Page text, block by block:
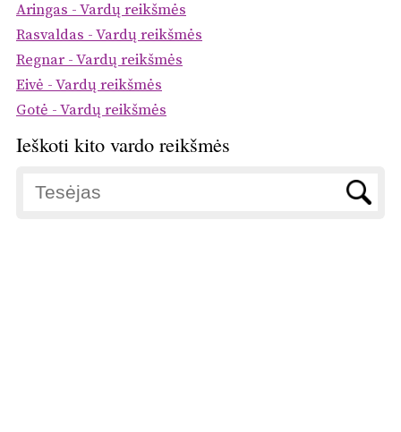
Aringas - Vardų reikšmės
Rasvaldas - Vardų reikšmės
Regnar - Vardų reikšmės
Eivė - Vardų reikšmės
Gotė - Vardų reikšmės
Ieškoti kito vardo reikšmės